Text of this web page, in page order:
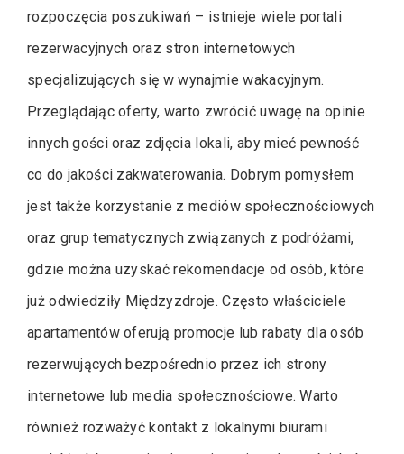
rozpoczęcia poszukiwań – istnieje wiele portali
rezerwacyjnych oraz stron internetowych
specjalizujących się w wynajmie wakacyjnym.
Przeglądając oferty, warto zwrócić uwagę na opinie
innych gości oraz zdjęcia lokali, aby mieć pewność
co do jakości zakwaterowania. Dobrym pomysłem
jest także korzystanie z mediów społecznościowych
oraz grup tematycznych związanych z podróżami,
gdzie można uzyskać rekomendacje od osób, które
już odwiedziły Międzyzdroje. Często właściciele
apartamentów oferują promocje lub rabaty dla osób
rezerwujących bezpośrednio przez ich strony
internetowe lub media społecznościowe. Warto
również rozważyć kontakt z lokalnymi biurami